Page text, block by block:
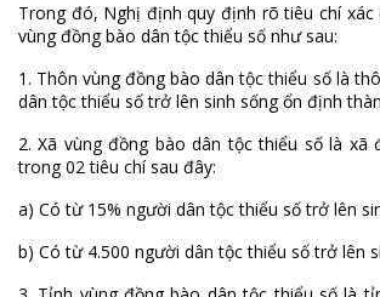
Trong đó, Nghị định quy định rõ tiêu chí
vùng đồng bào dân tộc thiểu số như sau:
1. Thôn vùng đồng bào dân tộc thiểu số là
dân tộc thiểu số trở lên sinh sống ổn định
2. Xã vùng đồng bào dân tộc thiểu số là xã
trong 02 tiêu chí sau đây:
a) Có từ 15% người dân tộc thiểu số trở lên
b) Có từ 4.500 người dân tộc thiểu số trở lên